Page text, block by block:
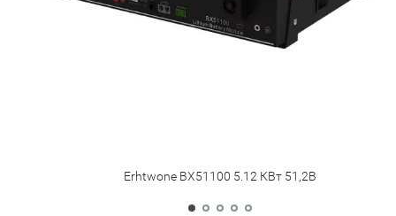
Erhtwone BX51100 5.12 КВт 51,2В